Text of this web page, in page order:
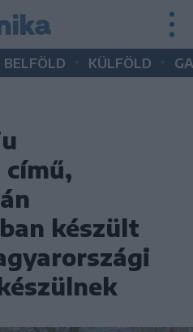
BELFÖLD KÜLFÖLD
készült